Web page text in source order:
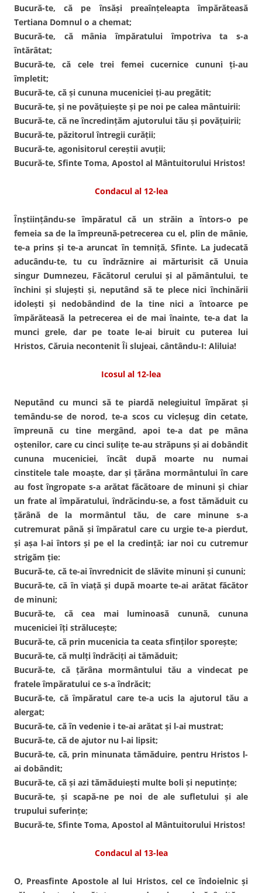
Bucură-te, că pe însăşi preaînţeleapta împărăteasă
Tertiana Domnul o a chemat;
Bucură-te, că mânia împăratului împotriva ta s-a
întărâtat;
Bucură-te, că cele trei femei cucernice cununi ţi-au
împletit;
Bucură-te, că şi cununa muceniciei ţi-au pregătit;
Bucură-te, şi ne povăţuieşte şi pe noi pe calea mântuirii:
Bucură-te, că ne încredinţăm ajutorului tău şi povăţuirii;
Bucură-te, păzitorul întregii curăţii;
Bucură-te, agonisitorul cereştii avuţii;
Bucură-te, Sfinte Toma, Apostol al Mântuitorului Hristos!
Condacul al 12-lea
Înştiinţându-se împăratul că un străin a întors-o pe
femeia sa de la împreună-petrecerea cu el, plin de mânie,
te-a prins şi te-a aruncat în temniţă, Sfinte. La judecată
aducându-te, tu cu îndrăznire ai mărturisit că Unuia
singur Dumnezeu, Făcătorul cerului şi al pământului, te
închini şi slujeşti şi, neputând să te plece nici închinării
idoleşti şi nedobândind de la tine nici a întoarce pe
împărăteasă la petrecerea ei de mai înainte, te-a dat la
munci grele, dar pe toate le-ai biruit cu puterea lui
Hristos, Căruia necontenit Îi slujeai, cântându-I: Aliluia!
Icosul al 12-lea
Neputând cu munci să te piardă nelegiuitul împărat şi
temându-se de norod, te-a scos cu vicleşug din cetate,
împreună cu tine mergând, apoi te-a dat pe mâna
oştenilor, care cu cinci suliţe te-au străpuns şi ai dobândit
cununa muceniciei, încât după moarte nu numai
cinstitele tale moaşte, dar şi ţărâna mormântului în care
au fost îngropate s-a arătat făcătoare de minuni şi chiar
un frate al împăratului, îndrăcindu-se, a fost tămăduit cu
ţărână de la mormântul tău, de care minune s-a
cutremurat până şi împăratul care cu urgie te-a pierdut,
şi aşa l-ai întors şi pe el la credinţă; iar noi cu cutremur
strigăm ţie:
Bucură-te, că te-ai învrednicit de slăvite minuni şi cununi;
Bucură-te, că în viaţă şi după moarte te-ai arătat făcător
de minuni;
Bucură-te, că cea mai luminoasă cunună, cununa
muceniciei îţi străluceşte;
Bucură-te, că prin mucenicia ta ceata sfinţilor sporeşte;
Bucură-te, că mulţi îndrăciţi ai tămăduit;
Bucură-te, că ţărâna mormântului tău a vindecat pe
fratele împăratului ce s-a îndrăcit;
Bucură-te, că împăratul care te-a ucis la ajutorul tău a
alergat;
Bucură-te, că în vedenie i te-ai arătat şi l-ai mustrat;
Bucură-te, că de ajutor nu l-ai lipsit;
Bucură-te, că, prin minunata tămăduire, pentru Hristos l-
ai dobândit;
Bucură-te, că şi azi tămăduieşti multe boli şi neputinţe;
Bucură-te, şi scapă-ne pe noi de ale sufletului şi ale
trupului suferinţe;
Bucură-te, Sfinte Toma, Apostol al Mântuitorului Hristos!
Condacul al 13-lea
O, Preasfinte Apostole al lui Hristos, cel ce îndoielnic şi